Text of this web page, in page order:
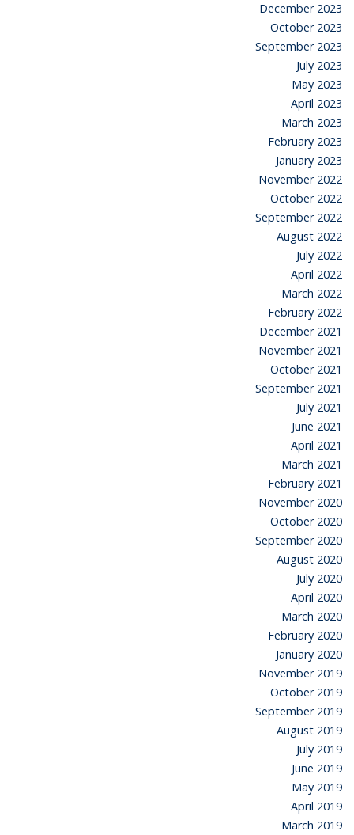
December 2023
October 2023
September 2023
July 2023
May 2023
April 2023
March 2023
February 2023
January 2023
November 2022
October 2022
September 2022
August 2022
July 2022
April 2022
March 2022
February 2022
December 2021
November 2021
October 2021
September 2021
July 2021
June 2021
April 2021
March 2021
February 2021
November 2020
October 2020
September 2020
August 2020
July 2020
April 2020
March 2020
February 2020
January 2020
November 2019
October 2019
September 2019
August 2019
July 2019
June 2019
May 2019
April 2019
March 2019